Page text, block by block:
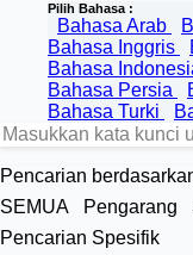
Pilih Bahasa :
Bahasa Arab
Bahasa Inggris
Bahasa
Bahasa Persia
Bahasa Turki
Pencarian
SEMUA
Pengarang
Pencarian Spesifik